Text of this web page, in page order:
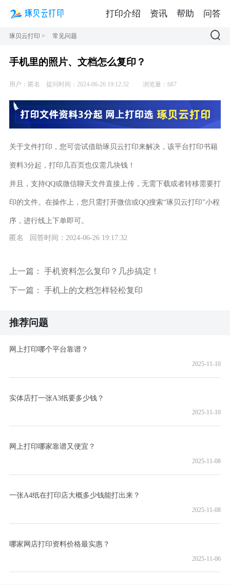
琢贝云打印 > 常见问题
手机里的照片、文档怎么复印？
用户：匿名 提问时间：2024-06-26 19:12:32 浏览量：687
关于文件打印，您可尝试借助琢贝云打印来解决，该平台打印书籍
资料3分起，打印几百页也仅需几块钱！
并且，支持QQ或微信聊天文件直接上传，无需下载或者转移需要打
印的文件。在操作上，您只需打开微信或QQ搜索“琢贝云打印”小程
序，进行线上下单即可。
匿名 回答时间：2024-06-26 19:17:32
上一篇： 手机资料怎么复印？几步搞定！
下一篇： 手机上的文档怎样轻松复印
推荐问题
网上打印哪个平台靠谱？
2025-11-10
实体店打一张A3纸要多少钱？
2025-11-10
网上打印哪家靠谱又便宜？
2025-11-08
一张A4纸在打印店大概多少钱能打出来？
2025-11-08
哪家网店打印资料价格最实惠？
2025-11-06
打印介绍 资讯 帮助 问答